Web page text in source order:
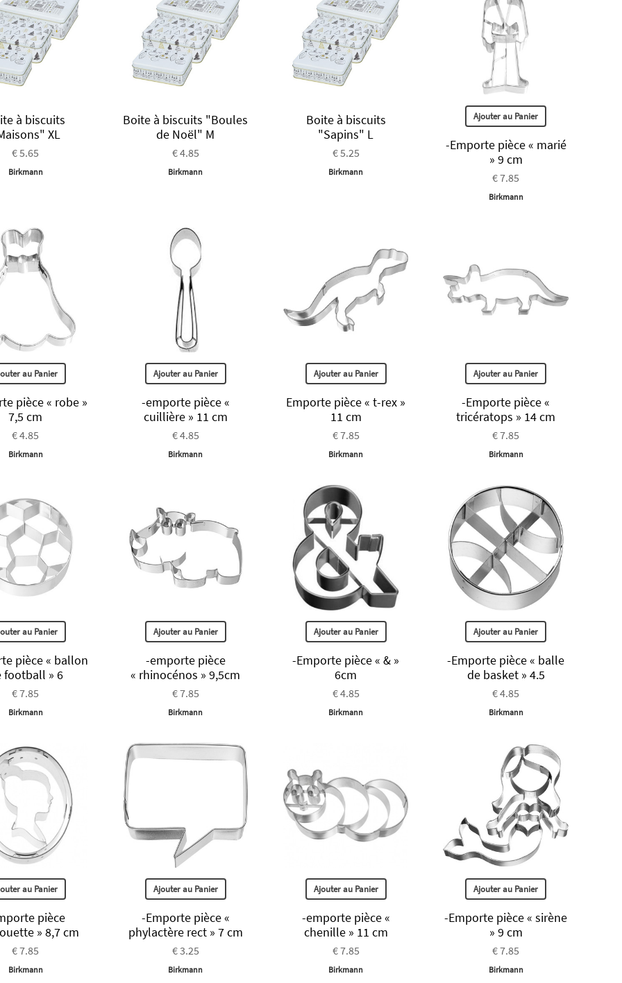
à biscuits
XL
€ 5.65
Birkmann
Boite à biscuits "Boules
de Noël" M
€ 4.85
Birkmann
Boite à biscuits
"Sapins" L
€ 5.25
Birkmann
Ajouter au Panier
-Emporte pièce « marié
» 9 cm
€ 7.85
Birkmann
au Panier
pièce « robe »
7,5 cm
€ 4.85
Birkmann
Ajouter au Panier
-emporte pièce «
cuillière » 11 cm
€ 4.85
Birkmann
Ajouter au Panier
Emporte pièce « t-rex »
11 cm
€ 7.85
Birkmann
Ajouter au Panier
-Emporte pièce «
tricératops » 14 cm
€ 7.85
Birkmann
au Panier
pièce « ballon
football » 6
€ 7.85
Birkmann
Ajouter au Panier
-emporte pièce
« rhinocénos » 9,5cm
€ 7.85
Birkmann
Ajouter au Panier
-Emporte pièce « & »
6cm
€ 4.85
Birkmann
Ajouter au Panier
-Emporte pièce « balle
de basket » 4.5
€ 4.85
Birkmann
au Panier
pièce
» 8,7 cm
€ 7.85
Birkmann
Ajouter au Panier
-Emporte pièce «
phylactère rect » 7 cm
€ 3.25
Birkmann
Ajouter au Panier
-emporte pièce «
chenille » 11 cm
€ 7.85
Birkmann
Ajouter au Panier
-Emporte pièce « sirène
» 9 cm
€ 7.85
Birkmann